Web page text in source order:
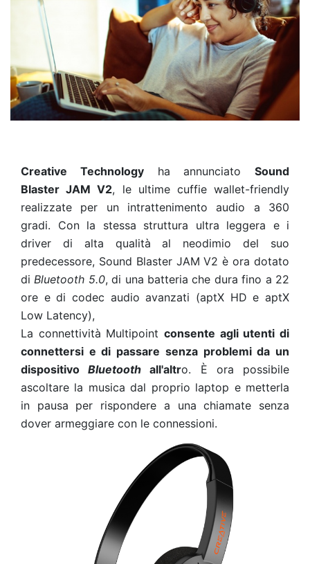
Creative Technologyha annunciato Sound
Blaster JAM V2, le ultime cuffie wallet-friendly
realizzate per un intrattenimento audio a 360
gradi. Con la stessa struttura ultra leggera e i
driver di alta qualità al neodimio del suo
predecessore, Sound Blaster JAM V2 è ora dotato
diBluetooth 5.0, di una batteria che dura fino a 22
ore e di codec audio avanzati (aptX HD e aptX
Low Latency),
La connettività Multipoint consente agli utenti di
connettersi e di passare senza problemi da un
dispositivoBluetooth all'altro. È ora possibile
ascoltare la musica dal proprio laptop e metterla
in pausa per rispondere a una chiamate senza
dover armeggiare con le connessioni.